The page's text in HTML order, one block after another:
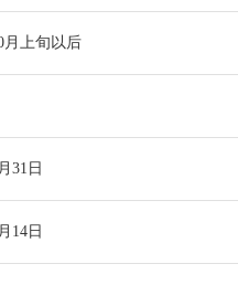
月上旬以后
31日
14日